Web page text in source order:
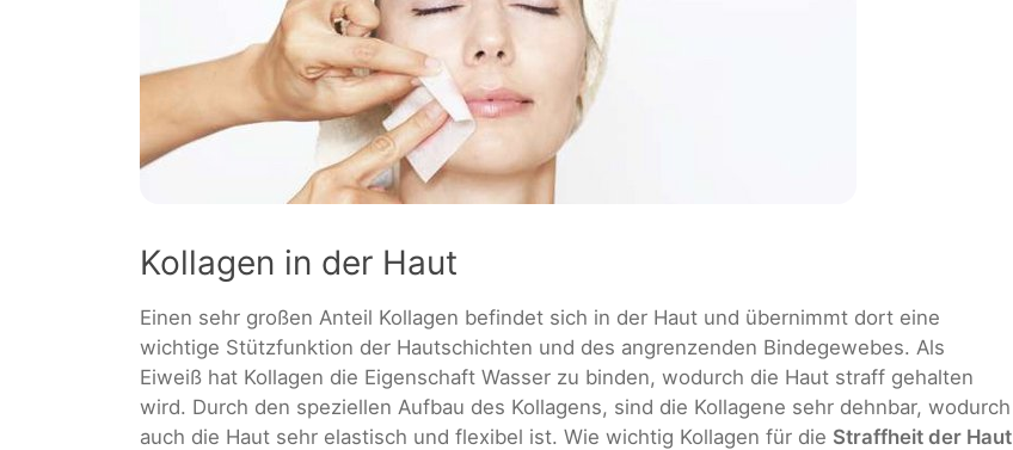
Kollagen in der Haut
Einen sehr großen Anteil Kollagen befindet sich in der Haut und übernimmt dort eine
wichtige Stützfunktion der Hautschichten und des angrenzenden Bindegewebes. Als
Eiweiß hat Kollagen die Eigenschaft Wasser zu binden, wodurch die Haut straff gehalten
wird. Durch den speziellen Aufbau des Kollagens, sind die Kollagene sehr dehnbar, wodurch
auch die Haut sehr elastisch und flexibel ist. Wie wichtig Kollagen für die Straffheit der Haut